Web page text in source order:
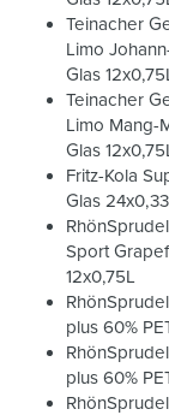
Teinacher
Limo
Glas
Teinacher
Limo Mang-
Glas
Fritz-Kola
Glas
Sport
12x0,75L
plus
plus